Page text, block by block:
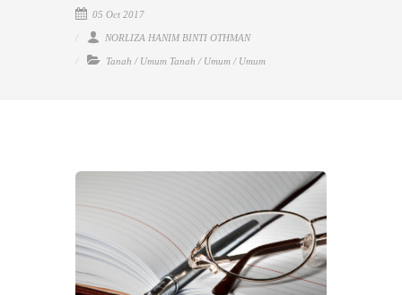
05 Oct 2017
NORLIZA HANIM BINTI OTHMAN
Tanah / Umum Tanah / Umum / Umum